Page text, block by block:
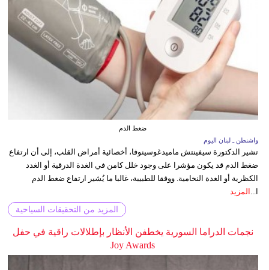
ضغط الدم
واشنطن ـ لبنان اليوم
تشير الدكتورة سيفينتش ماميدغوسينوفا، أخصائية أمراض القلب، إلى أن ارتفاع
ضغط الدم قد يكون مؤشرا على وجود خلل كامن في الغدة الدرقية أو الغدد
الكظرية أو الغدة النخامية. ووفقا للطبيبة، غالبا ما يُشير ارتفاع ضغط الدم
ا...
المزيد
المزيد من التحقيقات السياحية
نجمات الدراما السورية يخطفن الأنظار بإطلالات راقية في حفل
Joy Awards